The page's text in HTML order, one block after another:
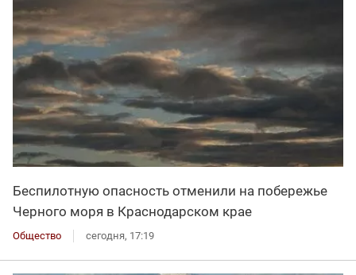
Беспилотную опасность отменили на побережье
Черного моря в Краснодарском крае
Общество сегодня, 17:19